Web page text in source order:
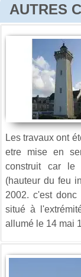
AUTRES
Les travaux ont
etre mise en
construit car le
(hauteur du feu
2002. c'est
situé à
allumé le 14 mai